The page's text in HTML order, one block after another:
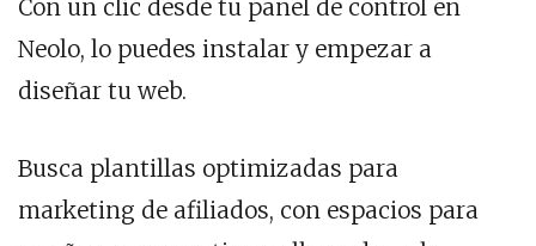
Con un clic desde tu panel de control en
Neolo, lo puedes instalar y empezar a
diseñar tu web.
Busca plantillas optimizadas para
marketing de afiliados, con espacios para